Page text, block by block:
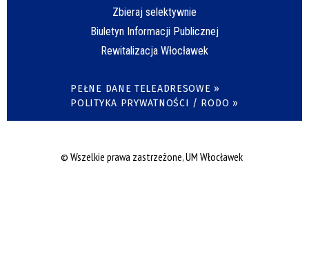
Zbieraj selektywnie
Biuletyn Informacji Publicznej
Rewitalizacja Włocławek
PEŁNE DANE TELEADRESOWE »
POLITYKA PRYWATNOŚCI / RODO »
© Wszelkie prawa zastrzeżone, UM Włocławek